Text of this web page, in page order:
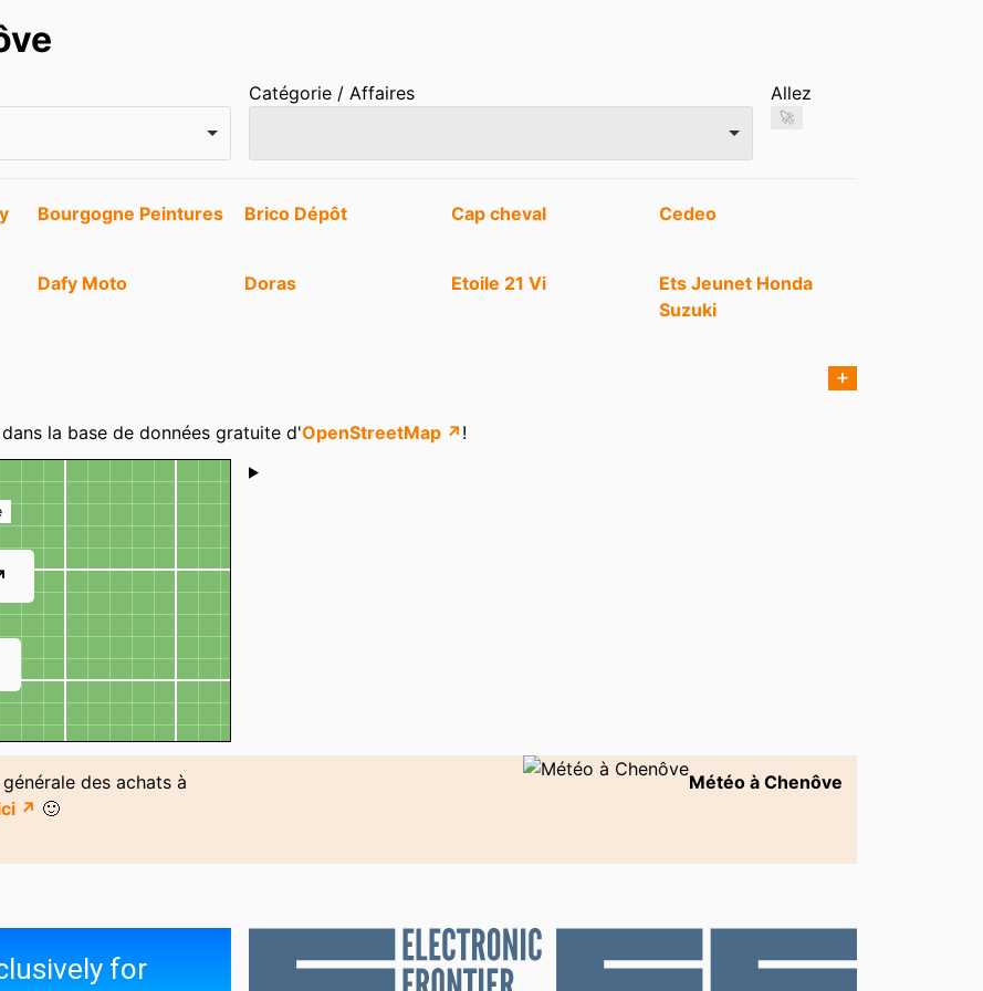
Catégorie / Affaires Allez
🚀
Bourgogne Peintures Brico Dépôt Cap cheval Cedeo
Dafy Moto Doras Etoile 21 Vi
Ets Jeunet Honda
Suzuki
Le Comptoir
Seigneurie Gauthier
Maison Spann Marcel & Fils BIO
Monsieur Store
Objectif Presse (C.
Terres Franches
Autos
➕
la base de données gratuite d'OpenStreetMap ↗ !
Shoutbox
des achats à
↗ 🙂
Météo à Chenôve